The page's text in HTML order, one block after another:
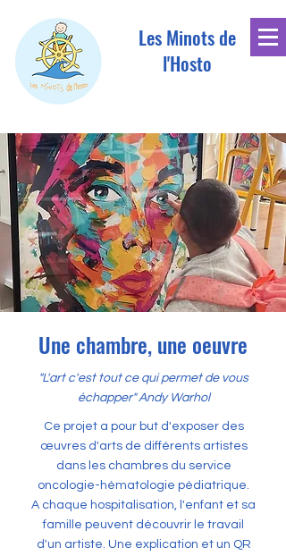
Les Minots de
l'Hosto
Une chambre, une oeuvre
"L'art c'est tout ce qui permet de vous
échapper" Andy Warhol
Ce projet a pour but d'exposer des
œuvres d'arts de différents artistes
dans les chambres du service
oncologie-hématologie pédiatrique.
A chaque hospitalisation, l'enfant et sa
famille peuvent découvrir le travail
d'un artiste. Une explication et un QR